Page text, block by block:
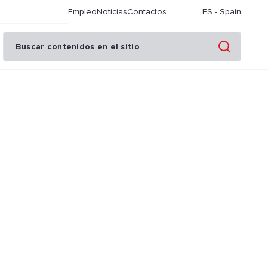
EmpleoNoticiasContactos ES - Spain